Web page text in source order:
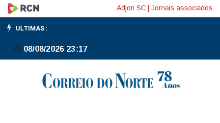
Calderano
disputa
semifinal
Adjori SC Jornais associados
ULTIMAS :
08/08/2026 23:17